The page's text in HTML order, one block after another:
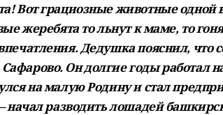
Вот грациозные животные одной
жеребята то льнут к маме, то
Дедушка пояснил, что
Он долгие годы работал
на малую Родину и стал
начал разводить лошадей